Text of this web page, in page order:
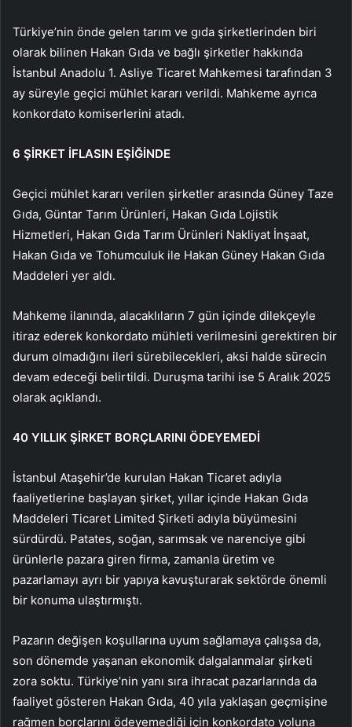
Türkiye’nin önde gelen tarım ve gıda şirketlerinden biri
olarak bilinen Hakan Gıda ve bağlı şirketler hakkında
İstanbul Anadolu 1. Asliye Ticaret Mahkemesi tarafından 3
ay süreyle geçici mühlet kararı verildi. Mahkeme ayrıca
konkordato komiserlerini atadı.
6 ŞİRKET İFLASIN EŞİĞİNDE
Geçici mühlet kararı verilen şirketler arasında Güney Taze
Gıda, Güntar Tarım Ürünleri, Hakan Gıda Lojistik
Hizmetleri, Hakan Gıda Tarım Ürünleri Nakliyat İnşaat,
Hakan Gıda ve Tohumculuk ile Hakan Güney Hakan Gıda
Maddeleri yer aldı.
Mahkeme ilanında, alacaklıların 7 gün içinde dilekçeyle
itiraz ederek konkordato mühleti verilmesini gerektiren bir
durum olmadığını ileri sürebilecekleri, aksi halde sürecin
devam edeceği belirtildi. Duruşma tarihi ise 5 Aralık 2025
olarak açıklandı.
40 YILLIK ŞİRKET BORÇLARINI ÖDEYEMEDİ
İstanbul Ataşehir’de kurulan Hakan Ticaret adıyla
faaliyetlerine başlayan şirket, yıllar içinde Hakan Gıda
Maddeleri Ticaret Limited Şirketi adıyla büyümesini
sürdürdü. Patates, soğan, sarımsak ve narenciye gibi
ürünlerle pazara giren firma, zamanla üretim ve
pazarlamayı ayrı bir yapıya kavuşturarak sektörde önemli
bir konuma ulaştırmıştı.
Pazarın değişen koşullarına uyum sağlamaya çalışsa da,
son dönemde yaşanan ekonomik dalgalanmalar şirketi
zora soktu. Türkiye’nin yanı sıra ihracat pazarlarında da
faaliyet gösteren Hakan Gıda, 40 yıla yaklaşan geçmişine
rağmen borçlarını ödeyemediği için konkordato yoluna